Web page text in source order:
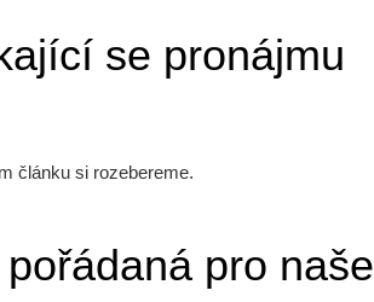
se pronájmu
článku si rozebereme.
pro naše